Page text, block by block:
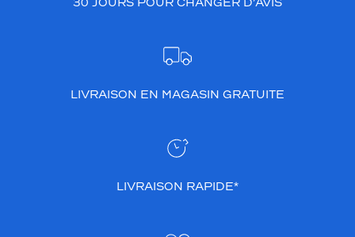
30 JOURS POUR CHANGER D’AVIS
LIVRAISON EN MAGASIN GRATUITE
LIVRAISON RAPIDE*